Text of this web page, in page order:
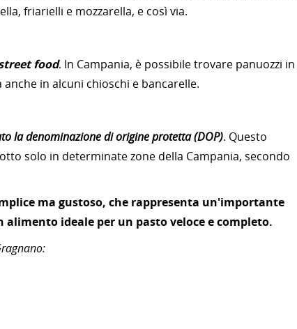
friarielli e mozzarella, e così via.
food. In Campania, è possibile trovare panuozzi in
in alcuni chioschi e bancarelle.
la denominazione di origine protetta (DOP). Questo
solo in determinate zone della Campania, secondo
ma gustoso, che rappresenta un'importante
alimento ideale per un pasto veloce e completo.